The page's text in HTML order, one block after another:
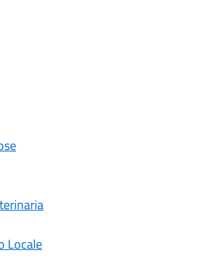
Locale